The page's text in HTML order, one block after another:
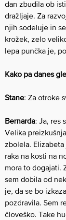
dan zbudila ob
dražljaje. Za
njih sodeluje in
krožek, zelo
lepa punčka je,
Kako pa danes
Stane: Za otroke
Bernarda: Ja, res
Velika
zbolela.
raka na kosti na
mora to dogajati.
sem dobila od
je, da se bo
pozdravila. Sem
človeško. Take